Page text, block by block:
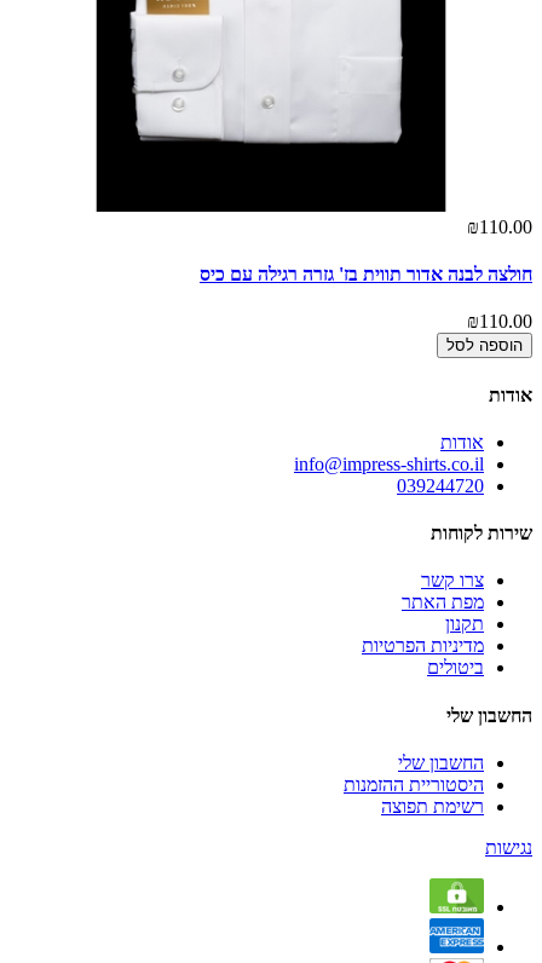
₪110.00
חולצה לבנה אדור תווית בז' גזרה רגילה עם כיס
₪110.00
הוספה לסל
אודות
אודות
info@impress-shirts.co.il
039244720
שירות לקוחות
צרו קשר
מפת האתר
תקנון
מדיניות הפרטיות
ביטולים
החשבון שלי
החשבון שלי
היסטוריית ההזמנות
רשימת תפוצה
נגישות